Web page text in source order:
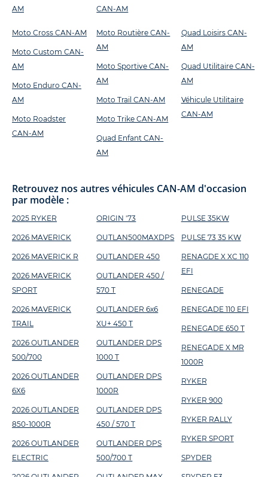
AM
CAN-AM
Moto Cross CAN-AM
Moto Custom CAN-
AM
Moto Enduro CAN-
AM
Moto Roadster
CAN-AM
Moto Routière CAN-
AM
Moto Sportive CAN-
AM
Moto Trail CAN-AM
Moto Trike CAN-AM
Quad Enfant CAN-
AM
Quad Loisirs CAN-
AM
Quad Utilitaire CAN-
AM
Véhicule Utilitaire
CAN-AM
Retrouvez nos autres véhicules CAN-AM d'occasion
par modèle :
2025 RYKER
2026 MAVERICK
2026 MAVERICK R
2026 MAVERICK
SPORT
2026 MAVERICK
TRAIL
2026 OUTLANDER
500/700
2026 OUTLANDER
6X6
2026 OUTLANDER
850-1000R
2026 OUTLANDER
ELECTRIC
ORIGIN '73
OUTLAN500MAXDPS
OUTLANDER 450
OUTLANDER 450 /
570 T
OUTLANDER 6x6
XU+ 450 T
OUTLANDER DPS
1000 T
OUTLANDER DPS
1000R
OUTLANDER DPS
450 / 570 T
OUTLANDER DPS
500/700 T
PULSE 35KW
PULSE 73 35 KW
RENAGDE X XC 110
EFI
RENEGADE
RENEGADE 110 EFI
RENEGADE 650 T
RENEGADE X MR
1000R
RYKER
RYKER 900
RYKER RALLY
RYKER SPORT
SPYDER